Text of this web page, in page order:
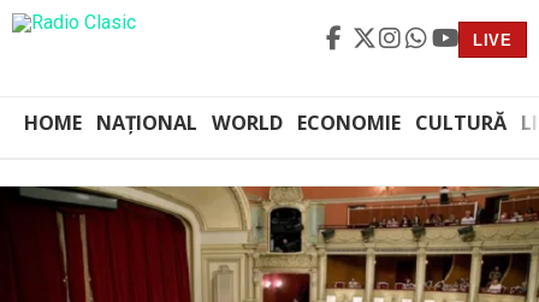
LIVE
HOME NAȚIONAL WORLD ECONOMIE CULTURĂ